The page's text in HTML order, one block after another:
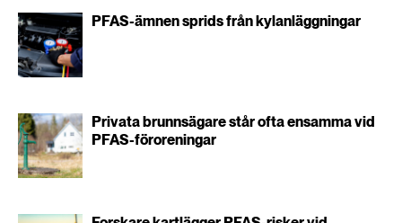
PFAS-ämnen sprids från kylanläggningar
Privata brunnsägare står ofta ensamma vid
PFAS-föroreningar